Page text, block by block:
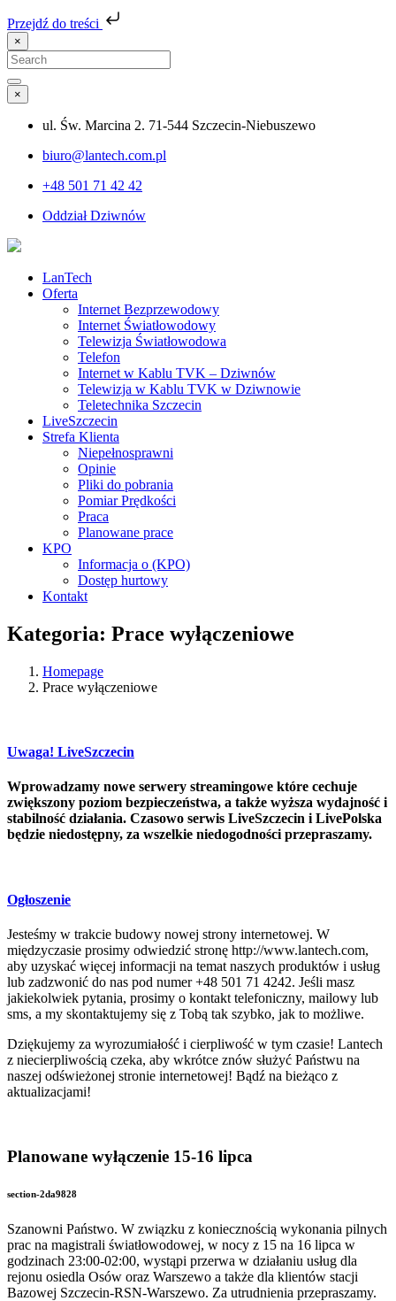
Przejdź do treści
×
Search
for:
Search
×
ul. Św. Marcina 2. 71-544 Szczecin-Niebuszewo
biuro@lantech.com.pl
+48 501 71 42 42
Oddział Dziwnów
LanTech
Oferta
Internet Bezprzewodowy
Internet Światłowodowy
Telewizja Światłowodowa
Telefon
Internet w Kablu TVK – Dziwnów
Telewizja w Kablu TVK w Dziwnowie
Teletechnika Szczecin
LiveSzczecin
Strefa Klienta
Niepełnosprawni
Opinie
Pliki do pobrania
Pomiar Prędkości
Praca
Planowane prace
KPO
Informacja o (KPO)
Dostęp hurtowy
Kontakt
Kategoria: Prace wyłączeniowe
Homepage
Prace wyłączeniowe
Uwaga! LiveSzczecin
Wprowadzamy nowe serwery streamingowe które cechuje
zwiększony poziom bezpieczeństwa, a także wyższa wydajność i
stabilność działania. Czasowo serwis LiveSzczecin i LivePolska
będzie niedostępny, za wszelkie niedogodności przepraszamy.
Ogłoszenie
Jesteśmy w trakcie budowy nowej strony internetowej. W
międzyczasie prosimy odwiedzić stronę http://www.lantech.com,
aby uzyskać więcej informacji na temat naszych produktów i usług
lub zadzwonić do nas pod numer +48 501 71 4242. Jeśli masz
jakiekolwiek pytania, prosimy o kontakt telefoniczny, mailowy lub
sms, a my skontaktujemy się z Tobą tak szybko, jak to możliwe.
Dziękujemy za wyrozumiałość i cierpliwość w tym czasie! Lantech
z niecierpliwością czeka, aby wkrótce znów służyć Państwu na
naszej odświeżonej stronie internetowej! Bądź na bieżąco z
aktualizacjami!
Planowane wyłączenie 15-16 lipca
section-2da9828
Szanowni Państwo. W związku z koniecznością wykonania pilnych
prac na magistrali światłowodowej, w nocy z 15 na 16 lipca w
godzinach 23:00-02:00, wystąpi przerwa w działaniu usług dla
rejonu osiedla Osów oraz Warszewo a także dla klientów stacji
Bazowej Szczecin-RSN-Warszewo. Za utrudnienia przepraszamy.